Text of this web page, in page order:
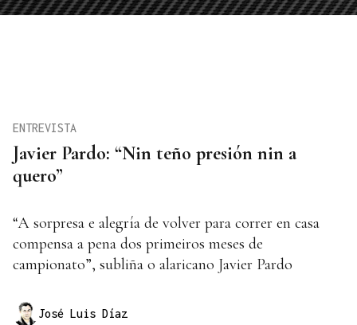
Javier Pardo: “Nin teño presión nin a
quero”
ENTREVISTA
“A sorpresa e alegría de volver para correr en casa
compensa a pena dos primeiros meses de
campionato”, subliña o alaricano Javier Pardo
José Luis Díaz